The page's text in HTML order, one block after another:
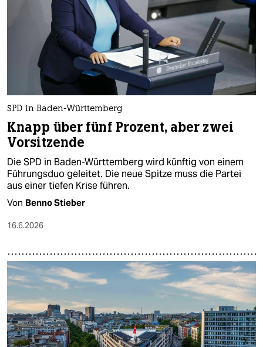
SPD in Baden-Württemberg
Knapp über fünf Prozent, aber zwei
Vorsitzende
Die SPD in Baden-Württemberg wird künftig von einem
Führungsduo geleitet. Die neue Spitze muss die Partei
aus einer tiefen Krise führen.
Von Benno Stieber
16.6.2026